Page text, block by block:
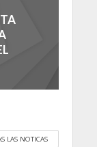
LAS NOTICAS